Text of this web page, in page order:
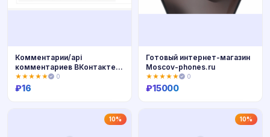
Комментарии/api
комментариев ВКонтакте
для OpenCart 1.5
★★★★★ 0
₽16
Готовый интернет-магазин
Moscov-phones.ru
★★★★★ 0
₽15000
10% 10%